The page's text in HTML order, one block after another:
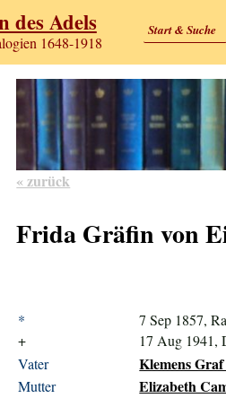
des Adels
1648-1918
Start & Suche
« zurück
Frida Gräfin von
*
7 Sep 1857,
+
17 Aug 1941,
Vater
Klemens
Mutter Elizabeth